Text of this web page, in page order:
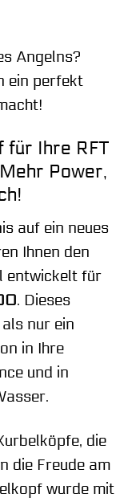
Angelns?
ein perfekt
für Ihre RFT
Power,
auf ein neues
Ihnen den
entwickelt für
. Dieses
nur ein
in Ihre
und in
die
die Freude am
wurde mit